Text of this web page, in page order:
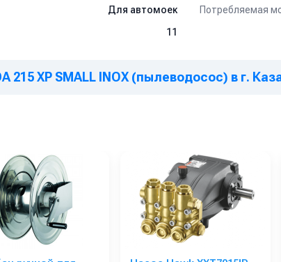
Для автомоек Потребляемая
11
215 XP SMALL INOX (пылеводосос) в г.